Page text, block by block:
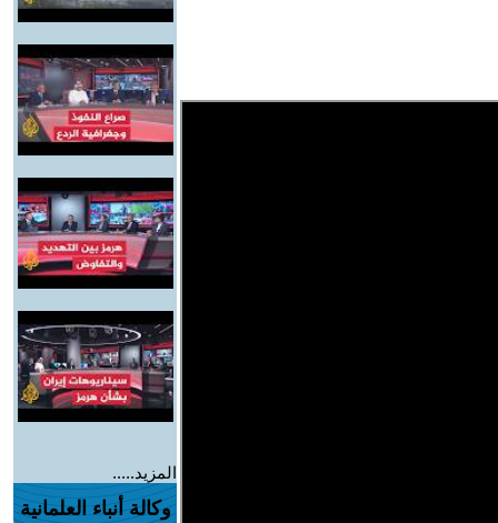
المزيد.....
وكالة أنباء العلمانية